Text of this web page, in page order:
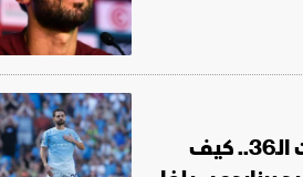
صفقة الساعات الـ36.. كيف